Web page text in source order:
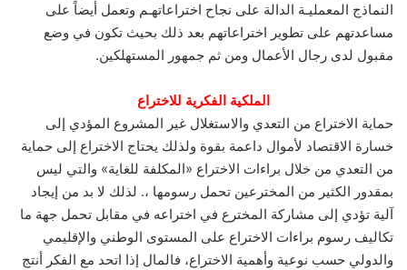
النماذج المعمليـة الدالة على نجاح اختراعاتهـم وتعمل أيضاً على
مساعدتهم على تطوير اختراعاتهم بعد ذلك بحيث تكون في وضع
مقبول لدى رجال الأعمال ومن ثم جمهور المستهلكين.
الملكية الفكرية للاختراع
حماية الاختراع من التعدي والاستغلال غير المشروع المؤدي إلى
خسارة الاقتصاد لأموال داعمة بقوة ولذلك يحتاج الاختراع إلى حماية
من التعدي من خلال براءات الاختراع «المكلفة للغاية» والتي ليس
بمقدور الكثير من المخترعين تحمل رسومها ،. لذلك لا بد من إيجاد
آلية تؤدي إلى مشاركة المخترع في اختراعه في مقابل تحمل جهة ما
تكاليف رسوم براءات الاختراع على المستوى الوطني والإقليمي
والدولي حسب نوعية وأهمية الاختراع، فالمال إذا اتحد مع الفكر أنتج